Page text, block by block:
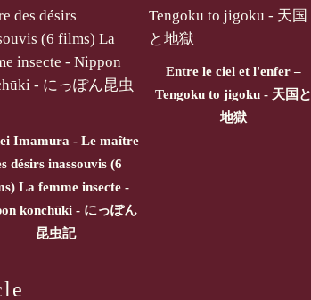
Imamura - Le maître
désirs inassouvis (6
La femme insecte -
konchūki - にっぽん
昆虫記
Entre le ciel et l'enfer –
Tengoku to jigoku - 天国と
地獄